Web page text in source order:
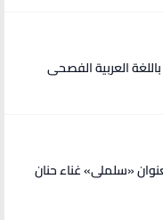
العربية الفصحى
«سلملى» غناء حنان